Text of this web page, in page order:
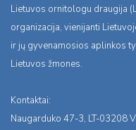
Lietuvos ornitologu draugija
organizacija, vienijanti
ir jų gyvenamosios aplinkos
Lietuvos žmones.
Kontaktai:
Naugarduko 47-3, LT-03208